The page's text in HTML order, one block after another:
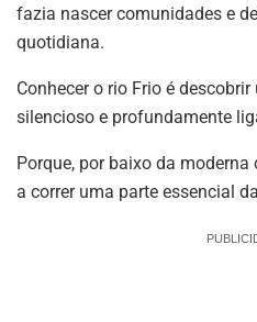
fazia nascer comunidades e
quotidiana.
Conhecer o rio Frio é
silencioso e profundamente
Porque, por baixo da
a correr uma parte essencial